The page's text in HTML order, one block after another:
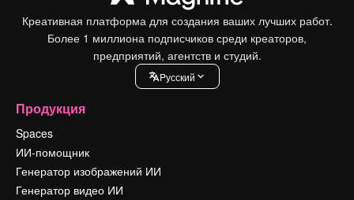
Креативная платформа для создания ваших лучших работ.
Более 1 миллиона подписчиков среди креаторов,
предприятий, агентств и студий.
Pусский
Продукция
Spaces
ИИ-помощник
Генератор изображений ИИ
Генератор видео ИИ